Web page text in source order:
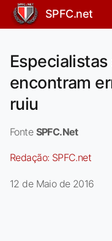
SPFC.net
encontram
ruiu
Fonte SPFC.Net
Redação: SPFC.net
12 de Maio de 2016